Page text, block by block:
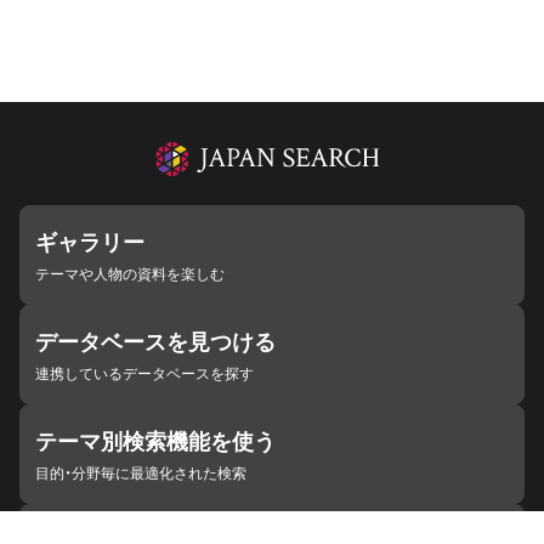
ギャラリー
テーマや人物の資料を楽しむ
データベースを見つける
連携しているデータベースを探す
テーマ別検索機能を使う
目的・分野毎に最適化された検索